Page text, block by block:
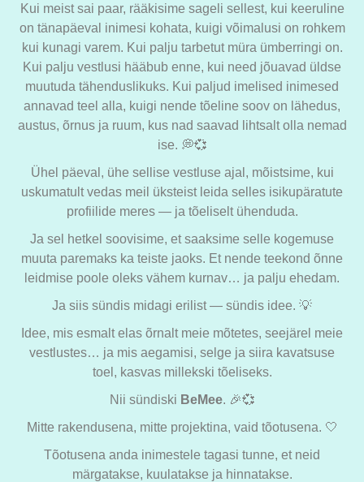
Kui meist sai paar, rääkisime sageli sellest, kui keeruline
on tänapäeval inimesi kohata, kuigi võimalusi on rohkem
kui kunagi varem. Kui palju tarbetut müra ümberringi on.
Kui palju vestlusi hääbub enne, kui need jõuavad üldse
muutuda tähenduslikuks. Kui paljud imelised inimesed
annavad teel alla, kuigi nende tõeline soov on lähedus,
austus, õrnus ja ruum, kus nad saavad lihtsalt olla nemad
ise. 💭💞
Ühel päeval, ühe sellise vestluse ajal, mõistsime, kui
uskumatult vedas meil üksteist leida selles isikupäratute
profiilide meres — ja tõeliselt ühenduda.
Ja sel hetkel soovisime, et saaksime selle kogemuse
muuta paremaks ka teiste jaoks. Et nende teekond õnne
leidmise poole oleks vähem kurnav… ja palju ehedam.
Ja siis sündis midagi erilist — sündis idee. 💡
Idee, mis esmalt elas õrnalt meie mõtetes, seejärel meie
vestlustes… ja mis aegamisi, selge ja siira kavatsuse
toel, kasvas millekski tõeliseks.
Nii sündiski BeMee. 🎉💞
Mitte rakendusena, mitte projektina, vaid tõotusena. 🤍
Tõotusena anda inimestele tagasi tunne, et neid
märgatakse, kuulatakse ja hinnatakse.